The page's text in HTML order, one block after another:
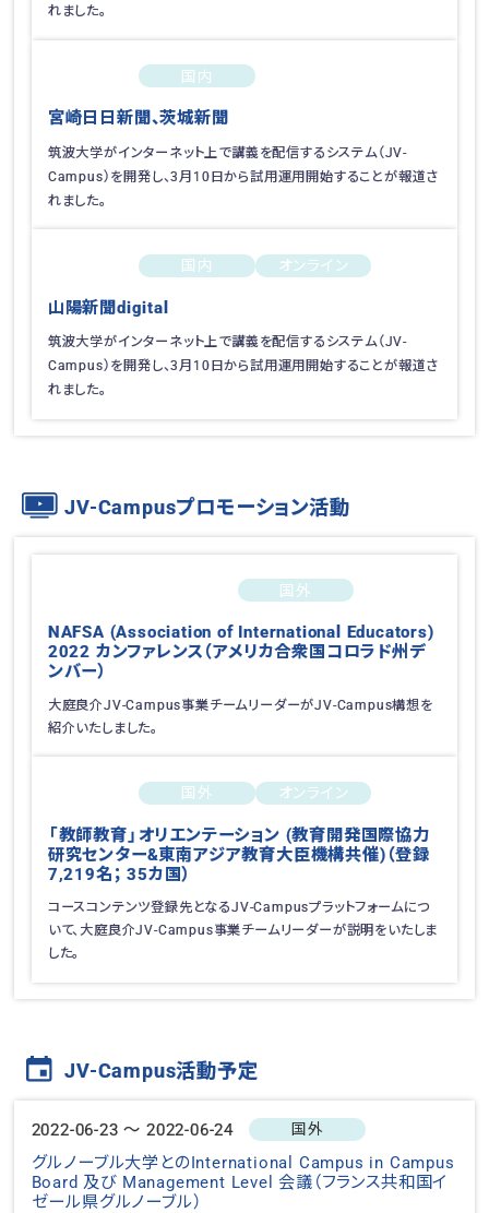
れました。
国内
宮崎日日新聞、茨城新聞
筑波大学がインターネット上で講義を配信するシステム（JV-
Campus）を開発し、3月10日から試用運用開始することが報道さ
れました。
国内 オンライン
山陽新聞digital
筑波大学がインターネット上で講義を配信するシステム（JV-
Campus）を開発し、3月10日から試用運用開始することが報道さ
れました。
JV-Campusプロモーション活動
国外
NAFSA (Association of International Educators)
2022 カンファレンス（アメリカ合衆国コロラド州デ
ンバー）
大庭良介JV-Campus事業チームリーダーがJV-Campus構想を
紹介いたしました。
国外 オンライン
「教師教育」オリエンテーション (教育開発国際協力
研究センター&東南アジア教育大臣機構共催)（登録
7,219名； 35カ国）
コースコンテンツ登録先となるJV-Campusプラットフォームにつ
いて、大庭良介JV-Campus事業チームリーダーが説明をいたしま
した。
JV-Campus活動予定
2022-06-23 〜 2022-06-24 国外
グルノーブル大学とのInternational Campus in Campus
Board 及び Management Level 会議（フランス共和国イ
ゼール県グルノーブル）